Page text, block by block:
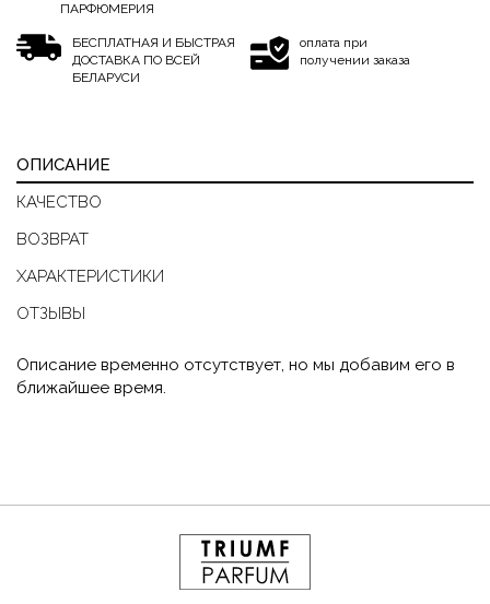
ПАРФЮМЕРИЯ
БЕСПЛАТНАЯ И БЫСТРАЯ
ДОСТАВКА ПО ВСЕЙ
БЕЛАРУСИ
оплата при
получении заказа
ОПИСАНИЕ
КАЧЕСТВО
ВОЗВРАТ
ХАРАКТЕРИСТИКИ
ОТЗЫВЫ
Описание временно отсутствует, но мы добавим его в
ближайшее время.